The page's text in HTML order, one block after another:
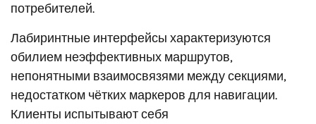
потребителей.
Лабиринтные интерфейсы характеризуются
обилием неэффективных маршрутов,
непонятными взаимосвязями между секциями,
недостатком чётких маркеров для навигации.
Клиенты испытывают себя